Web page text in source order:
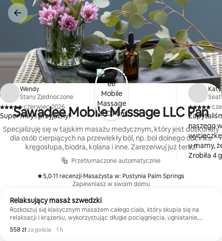
Przejdź
treści
Sawadee Mobile Massage LLC Pan
Specjalizuję się w tajskim masażu medycznym, który jest doskonały
dla osób cierpiących na przewlekły ból, np. ból dolnego odcinka
kręgosłupa, biodra, kolana i inne. Zarezerwuj już teraz!
Przetłumaczone automatycznie
5,0
,
·11 recenzji
, ·Masażysta w: Pustynia Palm Springs
Zapewniasz w swoim domu
Relaksujący masaż szwedzki
Rozkoszuj się klasycznym masażem całego ciała, który skupia się na
relaksacji i krążeniu, wykorzystując długie pociągnięcia, ugniatanie,
ruchy okrężne, klepanie i wibracje. Te techniki pomagają rozgrzać
mięśnie, rozluźnić napięcie, poprawić elastyczność i uspokoić układ
558 zł za gościa
558 zł za gościa
, · 1 h
Wendy
Stany Zjednoczone
,
·czerwiec 2026
Super miły i przyjazny!
Katy
,
·
naszego
u mamy,
Zrobiła 4
i uważna,